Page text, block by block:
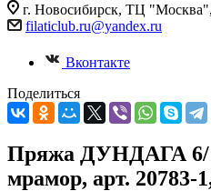
г. Новосибирск, ТЦ
filaticlub.ru@yandex.ru
Вконтакте
Поделиться
Пряжа ДУНДАГА 6/
мрамор, арт. 20783-